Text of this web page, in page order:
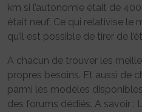
km si l’autonomie était de
était neuf. Ce qui relativise le
qu’il est possible de tirer de
A chacun de trouver les
propres besoins. Et aussi de
parmi les modèles
des forums dédiés. A savoir :